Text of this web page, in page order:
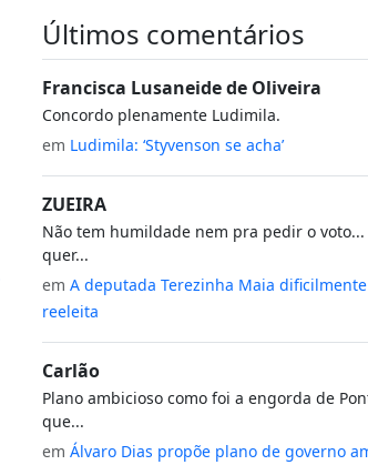
Últimos comentários
Francisca Lusaneide de Oliveira
Concordo plenamente Ludimila.
em Ludimila: ‘Styvenson se acha’
ZUEIRA
Não tem humildade nem pra pedir o voto...
quer...
em A deputada Terezinha Maia
reeleita
Carlão
Plano ambicioso como foi a engorda de
que...
em Álvaro Dias propõe plano de governo